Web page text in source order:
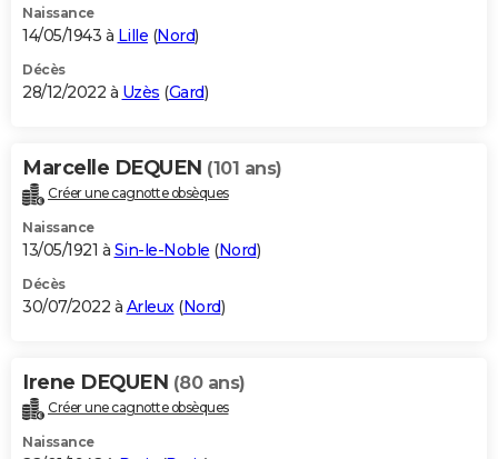
Naissance
14/05/1943 à Lille (Nord)
Décès
28/12/2022 à Uzès (Gard)
Marcelle DEQUEN (101 ans)
Créer une cagnotte obsèques
Naissance
13/05/1921 à Sin-le-Noble (Nord)
Décès
30/07/2022 à Arleux(Nord)
Irene DEQUEN (80 ans)
Créer une cagnotte obsèques
Naissance